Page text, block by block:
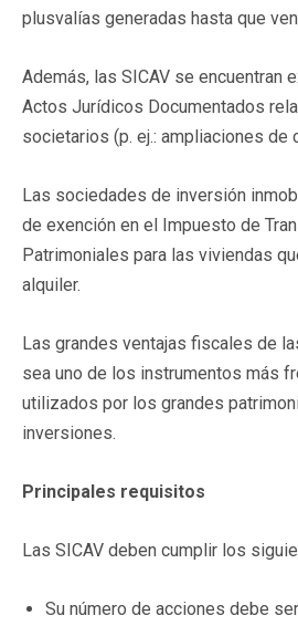
plusvalías generadas hasta que
Además, las SICAV se encuentran
Actos Jurídicos Documentados
societarios (p. ej.: ampliaciones de
Las sociedades de inversión
de exención en el Impuesto de
Patrimoniales para las viviendas
alquiler.
Las grandes ventajas fiscales de
sea uno de los instrumentos más
utilizados por los grandes
inversiones.
Principales requisitos
Las SICAV deben cumplir los
Su número de acciones debe